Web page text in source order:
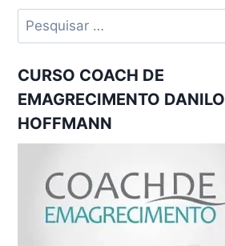
Pesquisar
por:
CURSO COACH DE
EMAGRECIMENTO DANILO
HOFFMANN